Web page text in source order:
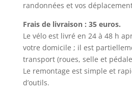
randonnées et vos
Frais de livraison : 35 euros.
Le vélo est livré en 24 à 48 h
votre domicile ; il est
transport (roues, selle et
Le remontage est simple et
d’outils.